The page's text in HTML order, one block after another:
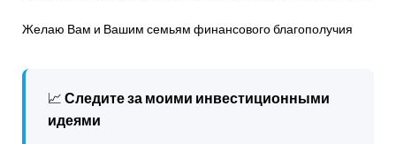
Желаю Вам и Вашим семьям финансового благополучия
📈 Следите за моими инвестиционными
идеями